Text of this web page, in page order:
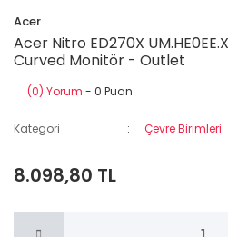
Acer
Acer Nitro ED270X
Curved Monitör - Outlet
(0) Yorum - 0 Puan
Kategori Çevre Birimleri
8.098,80 TL